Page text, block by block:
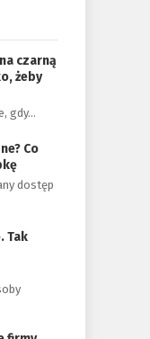
czarną
żeby
gdy…
Co
dostęp
Tak